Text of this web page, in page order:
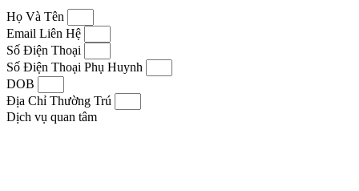
Họ Và Tên
Email Liên Hệ
Số Điện Thoại
Số Điện Thoại Phụ Huynh
DOB
Địa Chỉ Thường Trú
Dịch vụ quan tâm